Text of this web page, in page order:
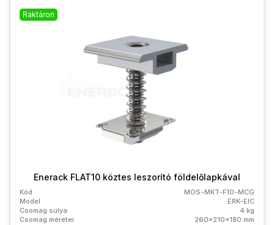
Raktáron
Enerack FLAT10 köztes leszorító földelőlapkával
Kód
MOS-MKT-F10-MCG
Model
ERK-EIC
Csomag súlya
4 kg
Csomag méretei
260x210x180 mm